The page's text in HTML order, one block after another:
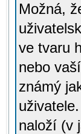
Možná,
ve tvaru
nebo
známý
naloží (v